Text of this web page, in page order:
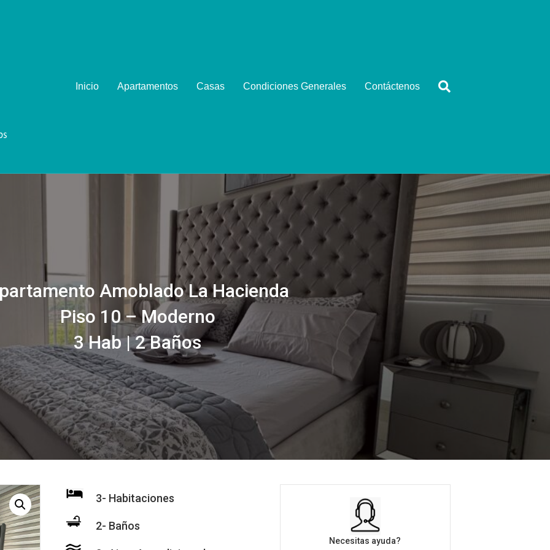
Inicio Apartamentos Casas Condiciones Generales Contáctenos
Amoblado La Hacienda
Piso 10 – Moderno
3 Hab | 2 Baños
3- Habitaciones
2- Baños
Necesitas ayuda?